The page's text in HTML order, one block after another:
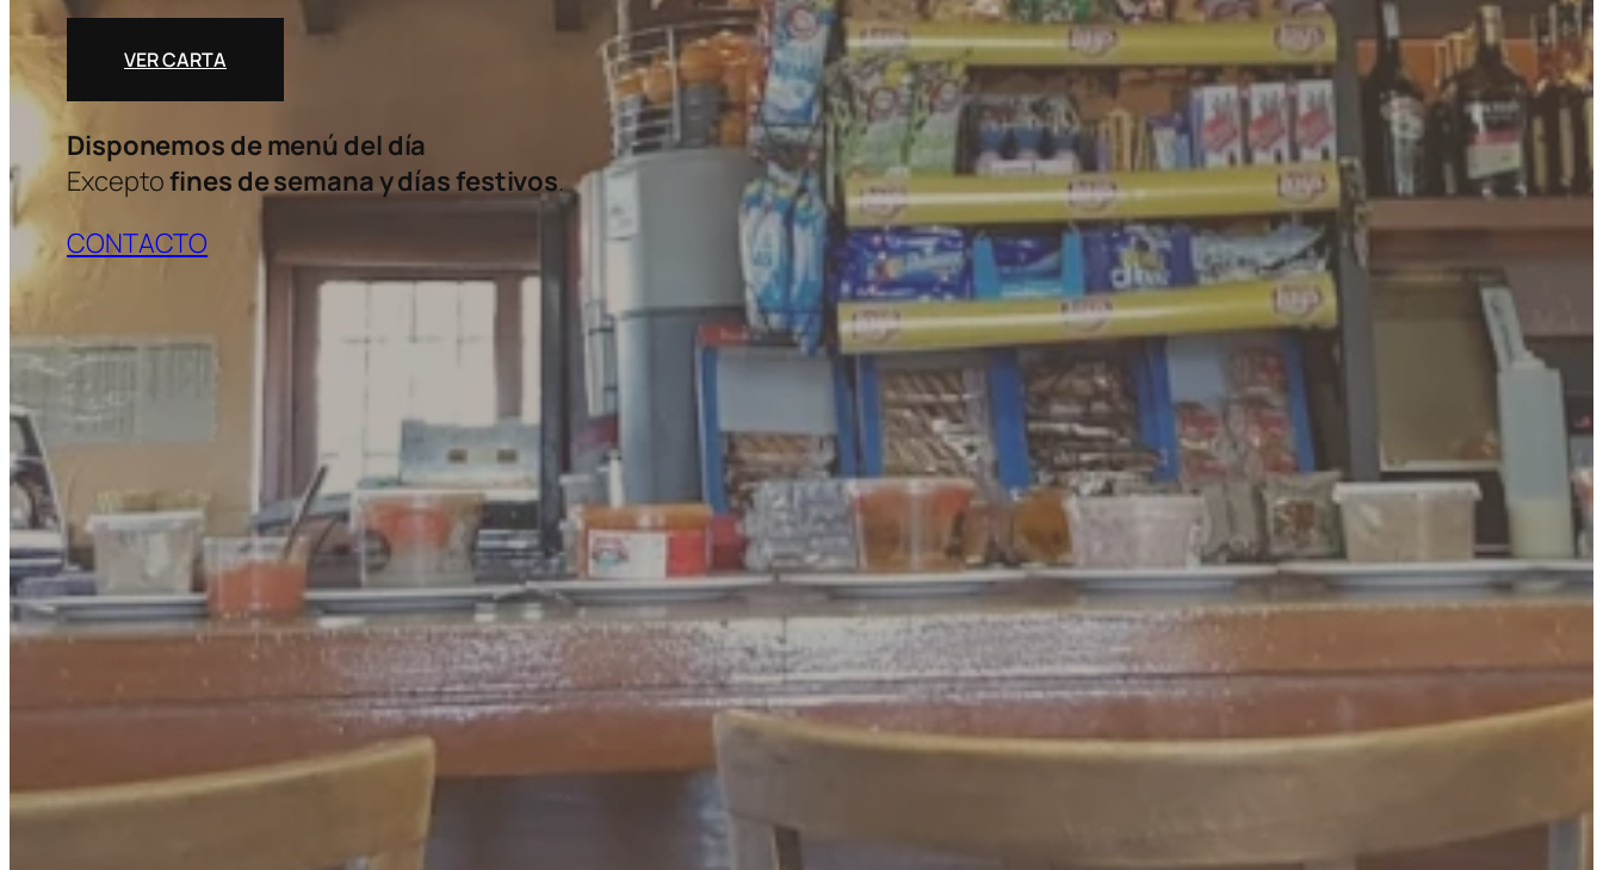
VER CARTA
Disponemos de menú del día
Exceptofines de semana y días festivos.
CONTACTO